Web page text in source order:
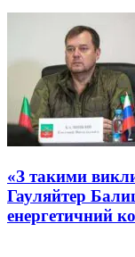
«З такими
Гауляйтер
енергетичний